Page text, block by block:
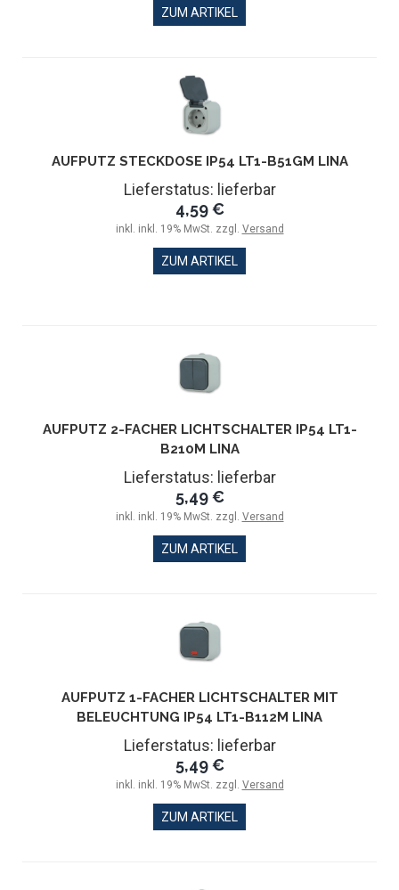
ZUM ARTIKEL
AUFPUTZ STECKDOSE IP54 LT1-B51GM LINA
Lieferstatus: lieferbar
4,59 €
inkl. inkl. 19% MwSt. zzgl. Versand
ZUM ARTIKEL
AUFPUTZ 2-FACHER LICHTSCHALTER IP54 LT1-
B210M LINA
Lieferstatus: lieferbar
5,49 €
inkl. inkl. 19% MwSt. zzgl. Versand
ZUM ARTIKEL
AUFPUTZ 1-FACHER LICHTSCHALTER MIT
BELEUCHTUNG IP54 LT1-B112M LINA
Lieferstatus: lieferbar
5,49 €
inkl. inkl. 19% MwSt. zzgl. Versand
ZUM ARTIKEL